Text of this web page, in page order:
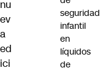
nu
ev
a
ed
ici
seguridad
infantil
en
líquidos
de